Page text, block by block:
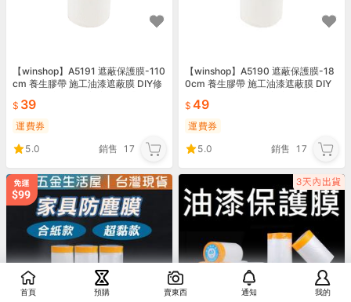
【winshop】A5191 遮蔽保護膜-110
cm 養生膠帶 施工油漆遮蔽膜 DIY修
39
運費券
5.0
銷售 17
【winshop】A5190 遮蔽保護膜-18
0cm 養生膠帶 施工油漆遮蔽膜 DIY
49
運費券
5.0
銷售 17
首頁 預購 賣東西 通知 我的